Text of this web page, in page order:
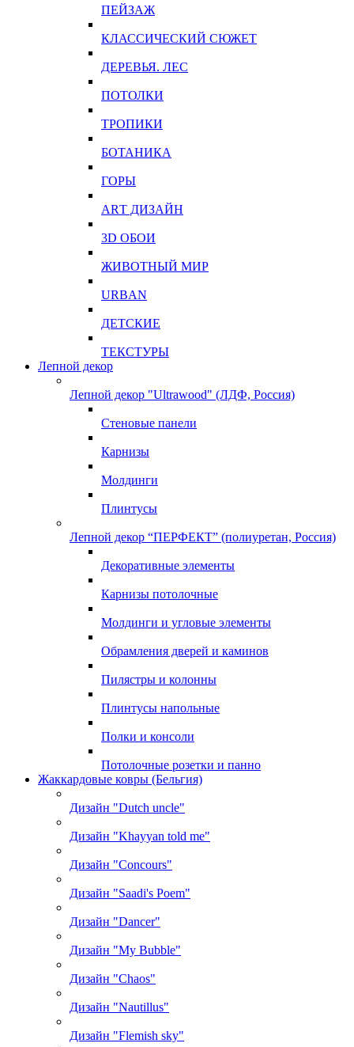
ПЕЙЗАЖ
КЛАССИЧЕСКИЙ СЮЖЕТ
ДЕРЕВЬЯ. ЛЕС
ПОТОЛКИ
ТРОПИКИ
БОТАНИКА
ГОРЫ
АRТ ДИЗАЙН
3D ОБОИ
ЖИВОТНЫЙ МИР
URBAN
ДЕТСКИЕ
ТЕКСТУРЫ
Лепной декор
Лепной декор "Ultrawood" (ЛДФ, Россия)
Стеновые панели
Карнизы
Молдинги
Плинтусы
Лепной декор “ПЕРФЕКТ” (полиуретан, Россия)
Декоративные элементы
Карнизы потолочные
Молдинги и угловые элементы
Обрамления дверей и каминов
Пилястры и колонны
Плинтусы напольные
Полки и консоли
Потолочные розетки и панно
Жаккардовые ковры (Бельгия)
Дизайн "Dutch uncle"
Дизайн "Khayyan told me"
Дизайн "Concours"
Дизайн "Saadi's Poem"
Дизайн "Dancer"
Дизайн "My Bubble"
Дизайн "Chaos"
Дизайн "Nautillus"
Дизайн "Flemish sky"